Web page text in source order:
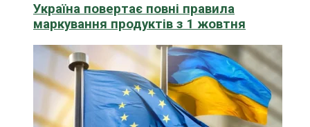
Україна повертає повні правила
маркування продуктів з 1 жовтня